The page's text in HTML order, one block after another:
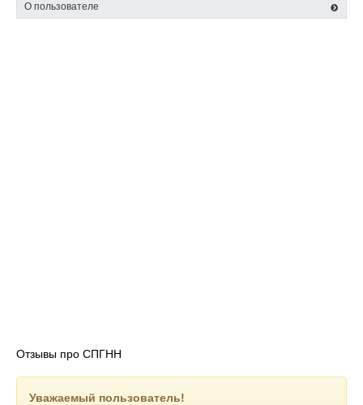
О пользователе
Отзывы про СПГНН
Уважаемый пользователь!